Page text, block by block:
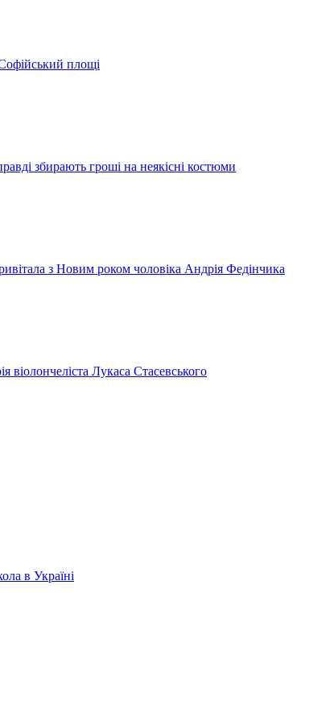
площі
збирають гроші на неякісні костюми
з Новим роком чоловіка Андрія Федінчика
віолончеліста Лукаса Стасевського
в Україні